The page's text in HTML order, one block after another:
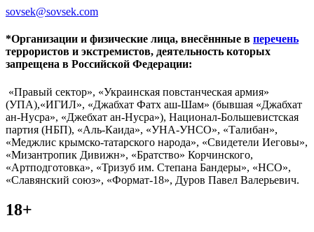
sovsek@sovsek.com
*Организации и физические лица, внесённные в перечень
террористов и экстремистов, деятельность которых
запрещена в Российской Федерации:
«Правый сектор», «Украинская повстанческая армия»
(УПА),«ИГИЛ», «Джабхат Фатх аш-Шам» (бывшая «Джабхат
ан-Нусра», «Джебхат ан-Нусра»), Национал-Большевистская
партия (НБП), «Аль-Каида», «УНА-УНСО», «Талибан»,
«Меджлис крымско-татарского народа», «Свидетели Иеговы»,
«Мизантропик Дивижн», «Братство» Корчинского,
«Артподготовка», «Тризуб им. Степана Бандеры», «НСО»,
«Славянский союз», «Формат-18», Дуров Павел Валерьевич.
18+